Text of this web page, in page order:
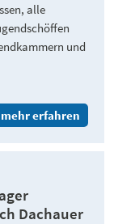
alle
und
mehr erfahren
Dachauer